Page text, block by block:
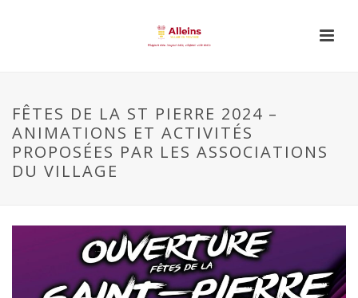
FÊTES DE LA ST PIERRE 2024 –
ANIMATIONS ET ACTIVITÉS
PROPOSÉES PAR LES ASSOCIATIONS
DU VILLAGE